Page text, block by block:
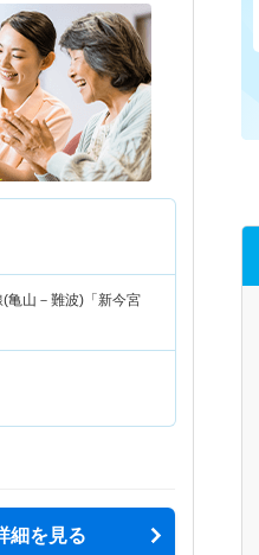
亀山－難波)「新今宮
細を見る